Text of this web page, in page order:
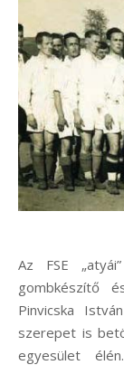
Az FSE
gombkészítő
Pinvicska
szerepet is
egyesület